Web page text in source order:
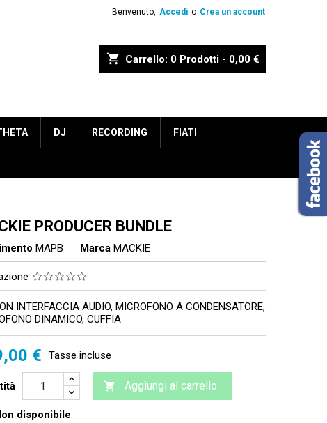
Benvenuto, Accedi o Crea un account
shopping_cart Carrello: 0 Prodotti - 0,00 €
DJ RECORDING FIATI
PRODUCER BUNDLE
MAPB Marca MACKIE
INTERFACCIA AUDIO, MICROFONO A CONDENSATORE,
DINAMICO, CUFFIA
€ Tasse incluse
 Aggiungi al carrello
disponibile